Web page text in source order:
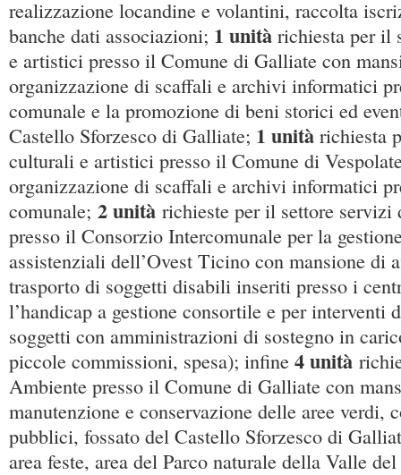
realizzazione locandine e volantini, raccolta
banche dati associazioni; 1 unità richiesta per il
e artistici presso il Comune di Galliate con
organizzazione di scaffali e archivi informatici
comunale e la promozione di beni storici ed
Castello Sforzesco di Galliate; 1 unità richiesta
culturali e artistici presso il Comune di
organizzazione di scaffali e archivi informatici
comunale; 2 unità richieste per il settore
presso il Consorzio Intercomunale per la
assistenziali dell’Ovest Ticino con mansione di
trasporto di soggetti disabili inseriti presso i
l’handicap a gestione consortile e per interventi
soggetti con amministrazioni di sostegno in
piccole commissioni, spesa); infine 4 unità
Ambiente presso il Comune di Galliate con
manutenzione e conservazione delle aree verdi,
pubblici, fossato del Castello Sforzesco di
area feste, area del Parco naturale della Valle